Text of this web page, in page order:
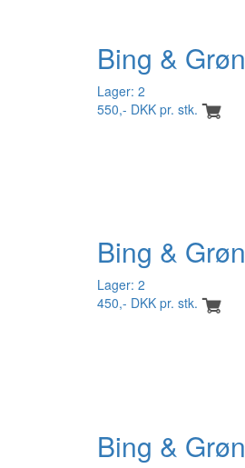
Bing &
Lager: 2
550,- DKK pr. stk.
Bing &
Lager: 2
450,- DKK pr. stk.
Bing &